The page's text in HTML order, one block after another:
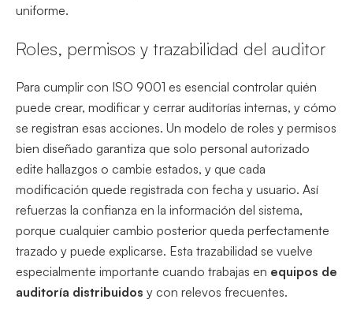
uniforme.
Roles, permisos y trazabilidad del auditor
Para cumplir con ISO 9001 es esencial controlar quién
puede crear, modificar y cerrar auditorías internas, y cómo
se registran esas acciones. Un modelo de roles y permisos
bien diseñado garantiza que solo personal autorizado
edite hallazgos o cambie estados, y que cada
modificación quede registrada con fecha y usuario. Así
refuerzas la confianza en la información del sistema,
porque cualquier cambio posterior queda perfectamente
trazado y puede explicarse. Esta trazabilidad se vuelve
especialmente importante cuando trabajas en equipos de
auditoría distribuidos y con relevos frecuentes.